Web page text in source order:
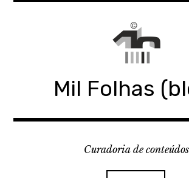
Mil Folhas
Curadoria de conteúdos